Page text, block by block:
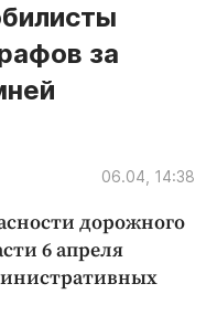
за
06.04, 14:38
дорожного
6 апреля